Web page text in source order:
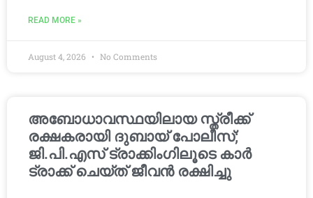
READ MORE »
August 4, 2026 No Comments
അബോധാവസ്ഥയിലായ സ്ത്രീക്ക്
രക്ഷകരായി ദുബായ് പോലീസ്;
ജി.പി.എസ് ട്രാക്കിംഗിലൂടെ കാർ
ട്രാക്ക് ചെയ്ത് ജീവൻ രക്ഷിച്ചു